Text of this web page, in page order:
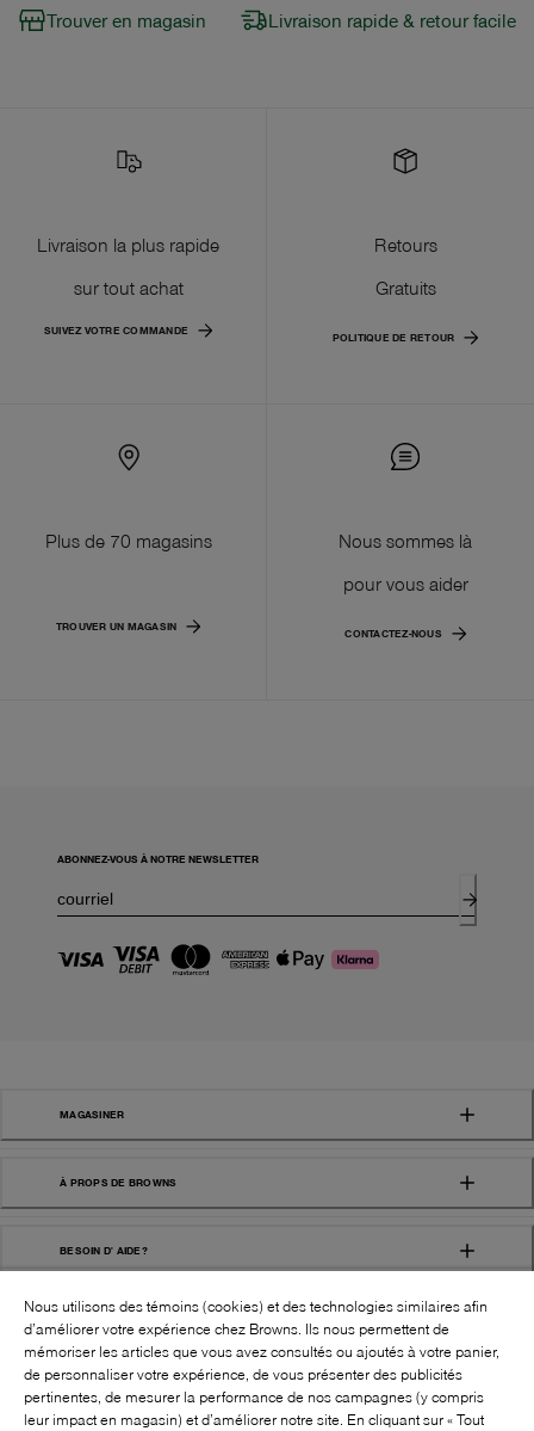
Trouver en magasin Livraison rapide & retour facile
Livraison la plus rapide
sur tout achat
SUIVEZ VOTRE COMMANDE
Retours
Gratuits
POLITIQUE DE RETOUR
Plus de 70 magasins
TROUVER UN MAGASIN
Nous sommes là
pour vous aider
CONTACTEZ-NOUS
ABONNEZ-VOUS À NOTRE NEWSLETTER
MAGASINER
À PROPS DE BROWNS
BESOIN D' AIDE?
SUIVEZ-NOUS!:
Nous utilisons des témoins (cookies) et des technologies similaires afin
d’améliorer votre expérience chez Browns. Ils nous permettent de
mémoriser les articles que vous avez consultés ou ajoutés à votre panier,
de personnaliser votre expérience, de vous présenter des publicités
pertinentes, de mesurer la performance de nos campagnes (y compris
leur impact en magasin) et d’améliorer notre site. En cliquant sur « Tout